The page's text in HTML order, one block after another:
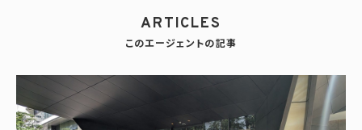
ARTICLES
このエージェントの記事